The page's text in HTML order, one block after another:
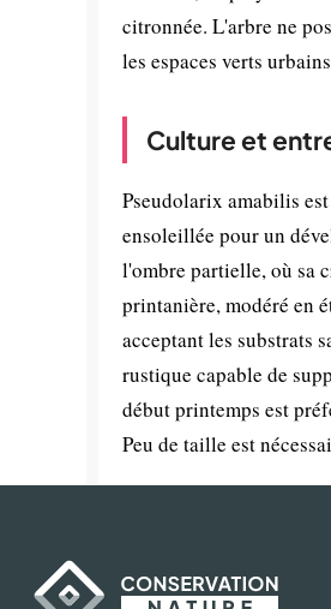
citronnée. L'arbre ne
les espaces verts
Culture et
Pseudolarix amabilis
ensoleillée pour un
l'ombre partielle, où sa
printanière, modéré en
acceptant les substrats
rustique capable de
début printemps est
Peu de taille est